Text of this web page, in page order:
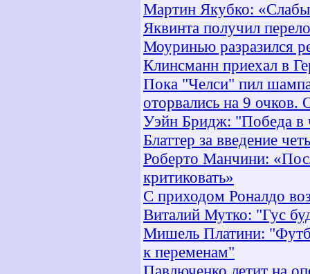
Мартин Якубко:
Яквинта получил
Моуринью разразился
Клинсманн приехал в
Пока "Челси" пил
оторвались на 9 очков.
Уэйн Бридж: "Победа в
Блаттер за введение
Роберто Манчини:
критиковать»
С приходом Роналдо
Виталий Мутко: "Гус
Мишель Платини:
к переменам"